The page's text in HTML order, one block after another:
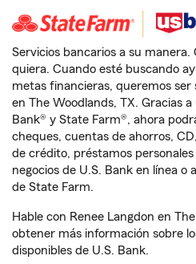
Servicios bancarios a su
quiera. Cuando esté buscando
metas financieras, queremos
en The Woodlands, TX. Gracias
Bank® y State Farm®, ahora
cheques, cuentas de ahorros,
de crédito, préstamos
negocios de U.S. Bank en línea o
de State Farm.
Hable con Renee Langdon en
obtener más información sobre
disponibles de U.S. Bank.